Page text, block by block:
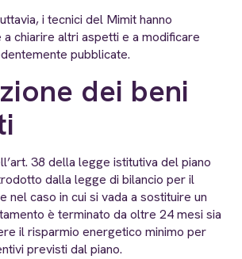
i tecnici del Mimit hanno
chiarire altri aspetti e a modificare
pubblicate.
dei beni
38 della legge istitutiva del piano
dalla legge di bilancio per il
nel caso in cui si vada a sostituire un
è terminato da oltre 24 mesi sia
il risparmio energetico minimo per
previsti dal piano.